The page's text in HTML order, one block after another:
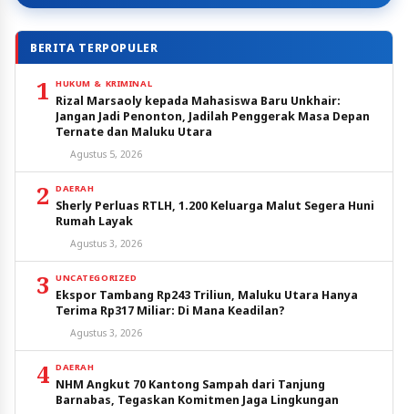
BERITA TERPOPULER
1 HUKUM & KRIMINAL
Rizal Marsaoly kepada Mahasiswa Baru Unkhair:
Jangan Jadi Penonton, Jadilah Penggerak Masa Depan
Ternate dan Maluku Utara
Agustus 5, 2026
2 DAERAH
Sherly Perluas RTLH, 1.200 Keluarga Malut Segera Huni
Rumah Layak
Agustus 3, 2026
3 UNCATEGORIZED
Ekspor Tambang Rp243 Triliun, Maluku Utara Hanya
Terima Rp317 Miliar: Di Mana Keadilan?
Agustus 3, 2026
4 DAERAH
NHM Angkut 70 Kantong Sampah dari Tanjung
Barnabas, Tegaskan Komitmen Jaga Lingkungan